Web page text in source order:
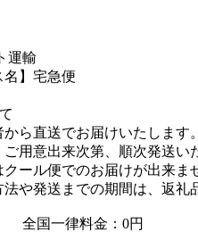
運輸
名】宅急便
から直送でお届けいたします。
ご用意出来次第、順次発送い
クール便でのお届けが出来ま
や発送までの期間は、返礼
全国一律料金：0円